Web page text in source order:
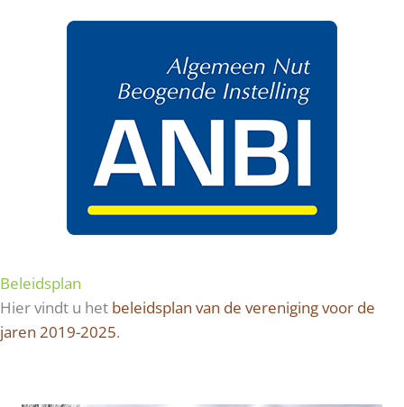
Beleidsplan
Hier vindt u het beleidsplan van de vereniging voor de
jaren 2019-2025.